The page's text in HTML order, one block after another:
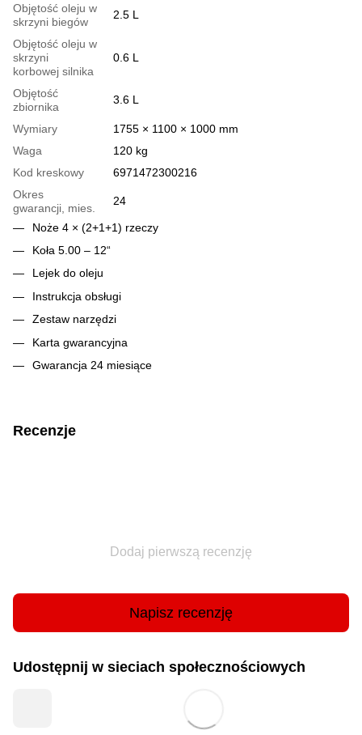
Objętość oleju w
skrzyni biegów
2.5 L
Objętość oleju w
skrzyni
korbowej silnika
0.6 L
Objętość
zbiornika
3.6 L
Wymiary
1755 × 1100 × 1000 mm
Waga
120 kg
Kod kreskowy
6971472300216
Okres
gwarancji, mies.
24
Noże 4 × (2+1+1) rzeczy
Koła 5.00 – 12“
Lejek do oleju
Instrukcja obsługi
Zestaw narzędzi
Karta gwarancyjna
Gwarancja 24 miesiące
Recenzje
Dodaj pierwszą recenzję
Napisz recenzję
Udostępnij w sieciach społecznościowych